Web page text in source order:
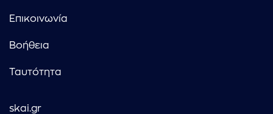
Επικοινωνία
Βοήθεια
Ταυτότητα
skai.gr